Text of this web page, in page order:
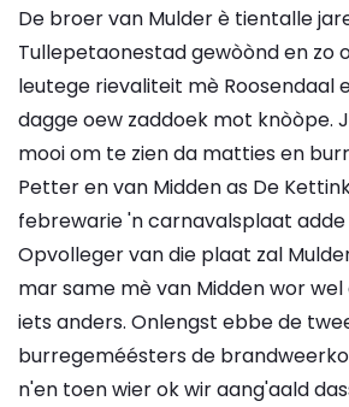
De broer van Mulder è tientalle
Tullepetaonestad gewòònd en zo
leutege rievaliteit mè Roosendaal
dagge oew zaddoek mot knòòpe.
mooi om te zien da matties en
Petter en van Midden as De
febrewarie 'n carnavalsplaat
Opvolleger van die plaat zal
mar same mè van Midden wor
iets anders. Onlengst ebbe de
burregeméésters de
n'en toen wier ok wir aang'aald